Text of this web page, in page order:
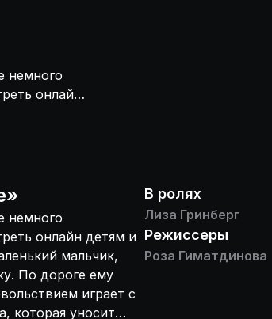
немного
онлайн
на
домой.
кошку. На
что это
ровным
пару
И тут
»
немного
онлайн детям и
мальчик,
По дороге ему
играет с
которая уносит
В ролях
Лиза Гринберг
Режиссеры
Роза Гиматдинова